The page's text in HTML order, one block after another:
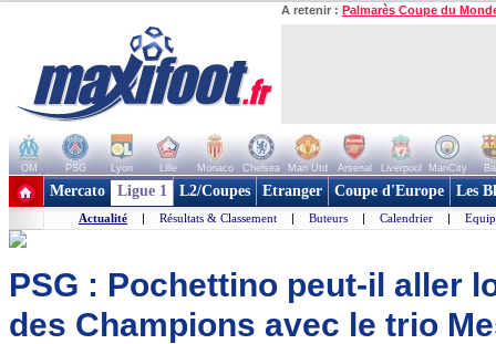
A retenir : Palmarès Coupe du
OM PSG Lyon Lille Monaco Chelsea Man Utd Arsenal Liverpool ManCity
+ de clubs
Mercato Ligue 1 L2/Coupes Etranger Coupe d'Europe Les
Actualité | Résultats & Classement | Buteurs | Calendrier |
PSG : Pochettino peut-il aller
des Champions avec le trio